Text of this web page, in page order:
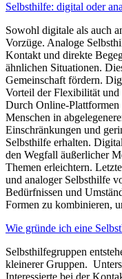
Selbsthilfe: digital oder
Sowohl digitale als auch
Vorzüge. Analoge
Kontakt und direkte
ähnlichen Situationen.
Gemeinschaft fördern.
Vorteil der Flexibilität
Durch Online-
Menschen in
Einschränkungen und
Selbsthilfe erhalten.
den Wegfall äußerlicher
Themen erleichtern.
und analoger Selbsthilfe
Bedürfnissen und
Formen zu kombinieren,
Wie gründe ich eine
Selbsthilfegruppen
kleinerer Gruppen.
Interessierte bei der